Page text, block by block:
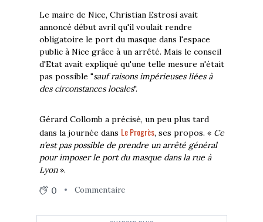
Le maire de Nice, Christian Estrosi avait
annoncé début avril qu'il voulait rendre
obligatoire le port du masque dans l'espace
public à Nice grâce à un arrêté. Mais le conseil
d'Etat avait expliqué qu'une telle mesure n'était
pas possible "sauf raisons impérieuses liées à
des circonstances locales".
Gérard Collomb a précisé, un peu plus tard
dans la journée dans Le Progrès, ses propos. « Ce
n’est pas possible de prendre un arrêté général
pour imposer le port du masque dans la rue à
Lyon».
0 Commentaire